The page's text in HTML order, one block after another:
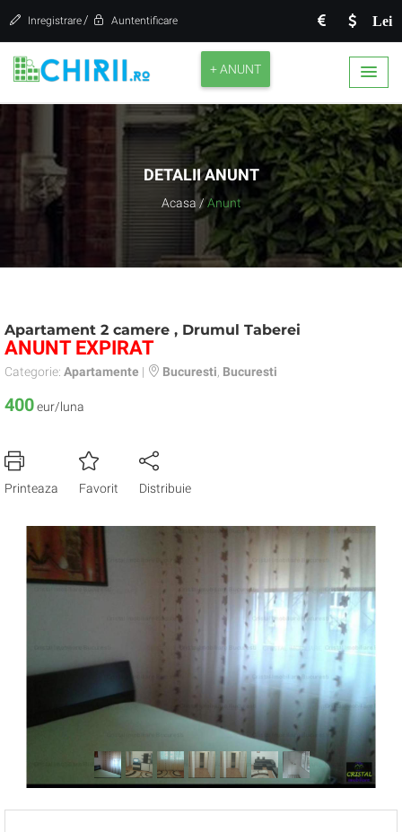
Lei
Inregistrare / Auntentificare
+ ANUNT
DETALII ANUNT
Acasa / Anunt
Apartament 2 camere , Drumul Taberei
ANUNT EXPIRAT
Categorie: Apartamente | Bucuresti Bucuresti
400eur/luna
Printeaza Favorit Distribuie